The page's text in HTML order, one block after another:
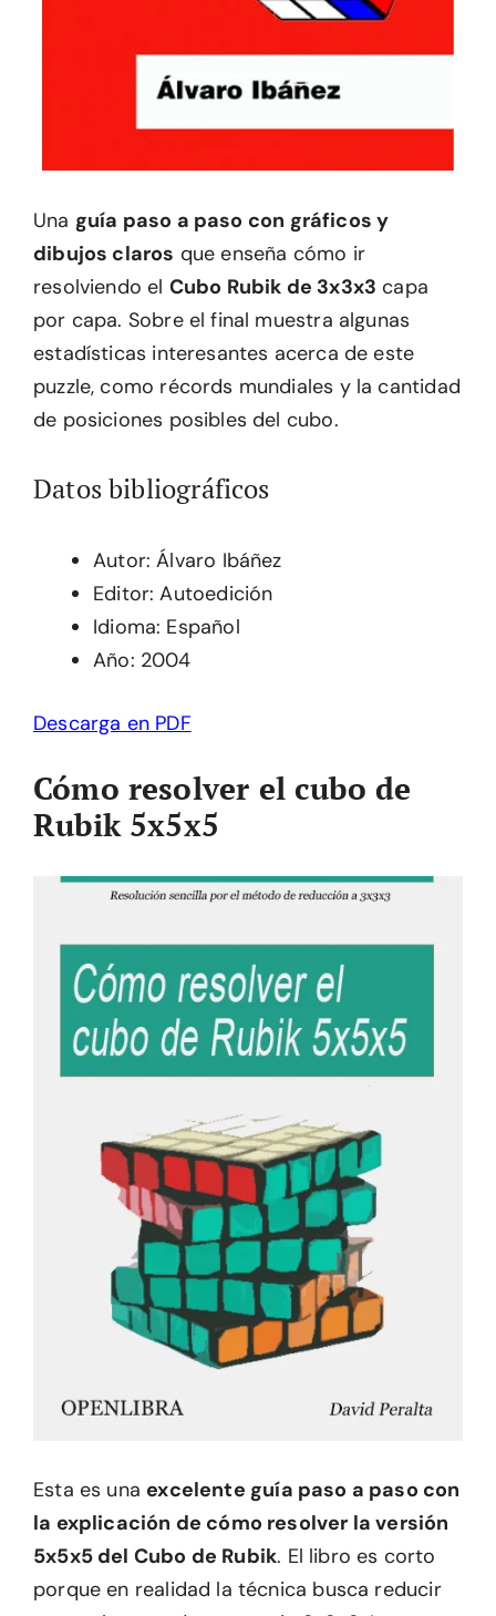
Una guía paso a paso con gráficos y
dibujos claros que enseña cómo ir
resolviendo el Cubo Rubik de 3x3x3 capa
por capa. Sobre el final muestra algunas
estadísticas interesantes acerca de este
puzzle, como récords mundiales y la cantidad
de posiciones posibles del cubo.
Datos bibliográficos
Autor: Álvaro Ibáñez
Editor: Autoedición
Idioma: Español
Año: 2004
Descarga en PDF
Cómo resolver el cubo de
Rubik 5x5x5
Esta es una excelente guía paso a paso con
la explicación de cómo resolver la versión
5x5x5 del Cubo de Rubik. El libro es corto
porque en realidad la técnica busca reducir